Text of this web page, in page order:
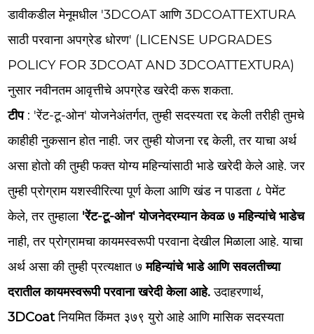
डावीकडील मेनूमधील '3DCOAT आणि 3DCOATTEXTURA
साठी परवाना अपग्रेड धोरण' (LICENSE UPGRADES
POLICY FOR 3DCOAT AND 3DCOATTEXTURA)
नुसार नवीनतम आवृत्तीचे अपग्रेड खरेदी करू शकता.
टीप: 'रेंट-टू-ओन' योजनेअंतर्गत, तुम्ही सदस्यता रद्द केली तरीही तुमचे
काहीही नुकसान होत नाही. जर तुम्ही योजना रद्द केली, तर याचा अर्थ
असा होतो की तुम्ही फक्त योग्य महिन्यांसाठी भाडे खरेदी केले आहे. जर
तुम्ही प्रोग्राम यशस्वीरित्या पूर्ण केला आणि खंड न पाडता ८ पेमेंट
केले, तर तुम्हाला 'रेंट-टू-ओन' योजनेदरम्यान केवळ ७ महिन्यांचे भाडेच
नाही, तर प्रोग्रामचा कायमस्वरूपी परवाना देखील मिळाला आहे. याचा
अर्थ असा की तुम्ही प्रत्यक्षात ७महिन्यांचे भाडे आणि सवलतीच्या
दरातील कायमस्वरूपी परवाना खरेदी केला आहे.उदाहरणार्थ,
3DCoatनियमित किंमत ३७९ युरो आहे आणि मासिक सदस्यता